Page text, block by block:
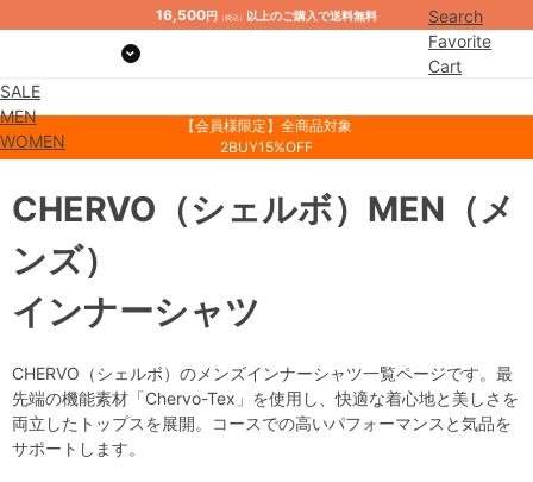
16,500円 （税込） 以上のご購入で送料無料
Search
Favorite
Cart
SALE
MEN
WOMEN
【会員様限定】全商品対象
2BUY15%OFF
インナーシャツ
CHERVO （シェルボ） MEN （メ
ンズ）
CHERVO（シェルボ）のメンズインナーシャツ一覧ページです。最
先端の機能素材「Chervo-Tex」を使用し、快適な着心地と美しさを
両立したトップスを展開。コースでの高いパフォーマンスと気品を
サポートします。